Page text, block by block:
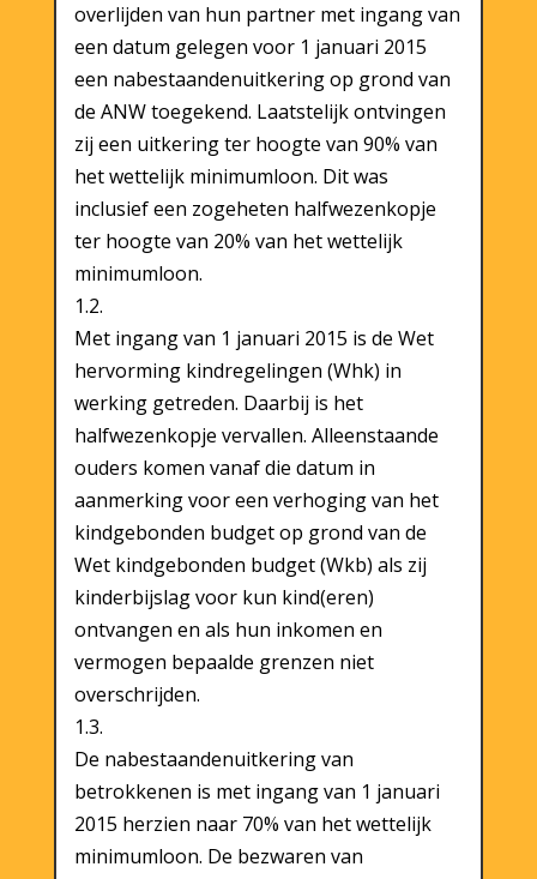
overlijden van hun partner met ingang van
een datum gelegen voor 1 januari 2015
een nabestaandenuitkering op grond van
de ANW toegekend. Laatstelijk ontvingen
zij een uitkering ter hoogte van 90% van
het wettelijk minimumloon. Dit was
inclusief een zogeheten halfwezenkopje
ter hoogte van 20% van het wettelijk
minimumloon.
1.2.
Met ingang van 1 januari 2015 is de Wet
hervorming kindregelingen (Whk) in
werking getreden. Daarbij is het
halfwezenkopje vervallen. Alleenstaande
ouders komen vanaf die datum in
aanmerking voor een verhoging van het
kindgebonden budget op grond van de
Wet kindgebonden budget (Wkb) als zij
kinderbijslag voor kun kind(eren)
ontvangen en als hun inkomen en
vermogen bepaalde grenzen niet
overschrijden.
1.3.
De nabestaandenuitkering van
betrokkenen is met ingang van 1 januari
2015 herzien naar 70% van het wettelijk
minimumloon. De bezwaren van